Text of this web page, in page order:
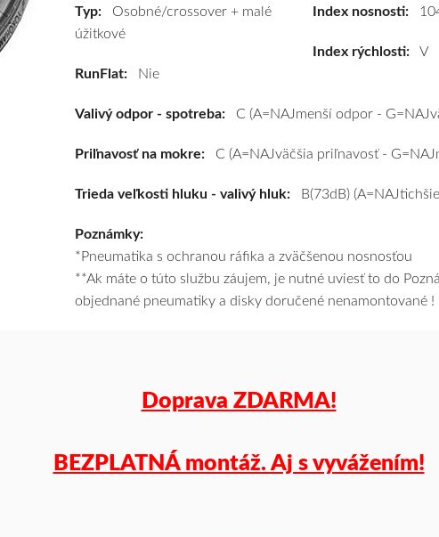
265/40
kúpite
cenu
tomu
vám
pneumatiky
vášho
a
Typ: Osobné/crossover + malé
úžitkové
RunFlat: Nie
Index nosnosti:
Index rýchlosti:V
Valivý odpor - spotreba: C (A=NAJmenší odpor -
Priľnavosť na mokre: C (A=NAJväčšia priľnavosť -
Trieda veľkosti hluku - valivý hluk: B(73dB)
Poznámky:
*Pneumatika s ochranou ráfika a zväčšenou nosnosťou
**Ak máte o túto službu záujem, je nutné uviesť to do
objednané pneumatiky a disky doručené nenamontované !
Doprava ZDARMA!
BEZPLATNÁ montáž. Aj s vyvážením!